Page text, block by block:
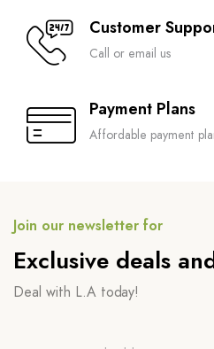
Customer
Call or email us
Payment Plans
Affordable payment
Join our newsletter for
Exclusive deals
Deal with L.A today!